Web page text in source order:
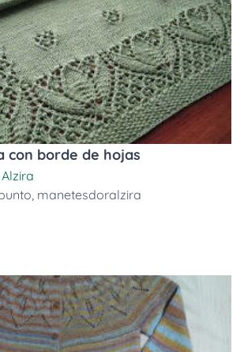
con borde de hojas
, manetesdoralzira